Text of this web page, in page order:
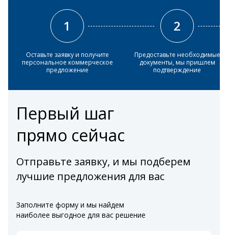
1
Оставьте заявку и получите
персональное коммерческое
предложение
2
Предоставьте необходимые
документы, мы пришлем
подтверждение
Первый шаг
прямо сейчас
Отправьте заявку, и мы подберем
лучшие предложения для вас
Заполните форму и мы найдем
наиболее выгодное для вас решение